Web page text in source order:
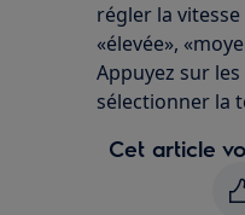
régler la
«élevée»,
Appuyez sur
sélectionner la
Cet article